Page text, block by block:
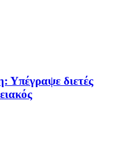
Υπέγραψε διετές